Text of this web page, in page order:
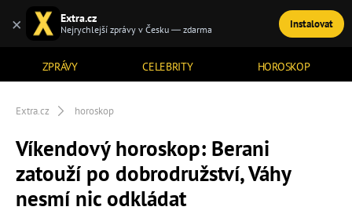
ZPRÁVY CELEBRITY HOROSKOP
TÉMATA
Extra.cz horoskop
Víkendový horoskop: Berani
zatouží po dobrodružství, Váhy
nesmí nic odkládat
× Extra.cz
Nejrychlejší zprávy v Česku — zdarma Instalovat